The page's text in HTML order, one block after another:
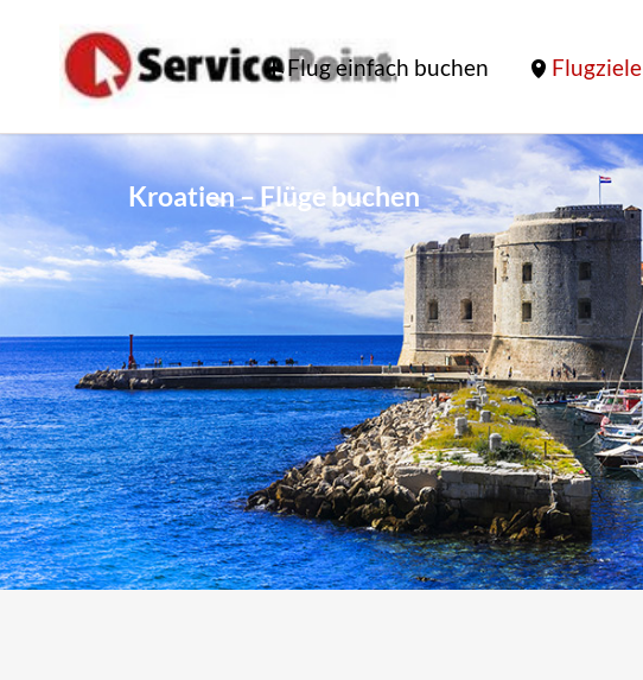
Flug einfach buchen Flugziele
Kroatien – Flüge buchen